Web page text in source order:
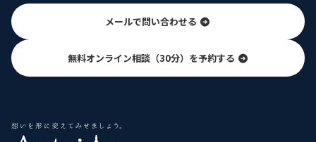
メールで問い合わせる
無料オンライン相談（30分）を予約する